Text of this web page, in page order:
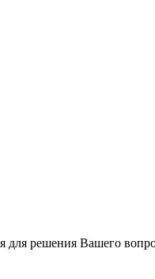
для решения Вашего